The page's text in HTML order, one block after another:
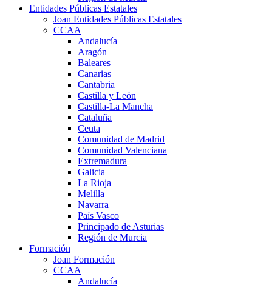
Entidades Públicas Estatales
Joan Entidades Públicas Estatales
CCAA
Andalucía
Aragón
Baleares
Canarias
Cantabria
Castilla y León
Castilla-La Mancha
Cataluña
Ceuta
Comunidad de Madrid
Comunidad Valenciana
Extremadura
Galicia
La Rioja
Melilla
Navarra
País Vasco
Principado de Asturias
Región de Murcia
Formación
Joan Formación
CCAA
Andalucía